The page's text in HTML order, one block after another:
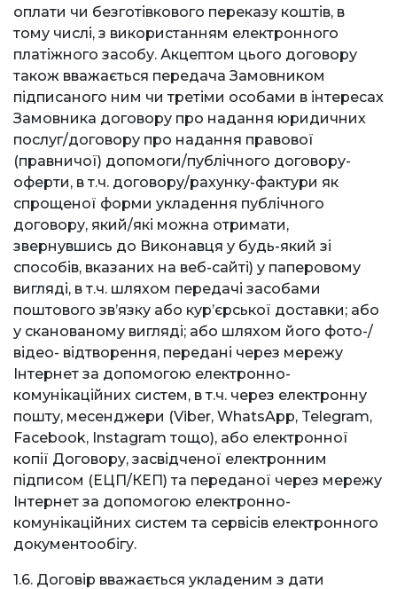
оплати чи безготівкового переказу коштів, в
тому числі, з використанням електронного
платіжного засобу. Акцептом цього договору
також вважається передача Замовником
підписаного ним чи третіми особами в інтересах
Замовника договору про надання юридичних
послуг/договору про надання правової
(правничої) допомоги/публічного договору-
оферти, в т.ч. договору/рахунку-фактури як
спрощеної форми укладення публічного
договору, який/які можна отримати,
звернувшись до Виконавця у будь-який зі
способів, вказаних на веб-сайті) у паперовому
вигляді, в т.ч. шляхом передачі засобами
поштового зв’язку або кур’єрської доставки; або
у сканованому вигляді; або шляхом його фото-/
відео- відтворення, передані через мережу
Інтернет за допомогою електронно-
комунікаційних систем, в т.ч. через електронну
пошту, месенджери (Viber, WhatsApp, Telegram,
Facebook, Instagram тощо), або електронної
копії Договору, засвідченої електронним
підписом (ЕЦП/КЕП) та переданої через мережу
Інтернет за допомогою електронно-
комунікаційних систем та сервісів електронного
документообігу.
1.6. Договір вважається укладеним з дати